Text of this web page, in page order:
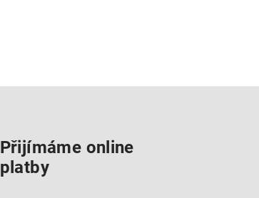
Přijímáme online
platby